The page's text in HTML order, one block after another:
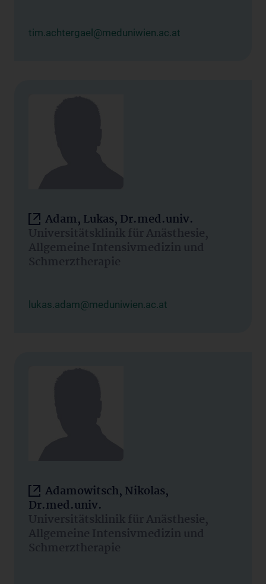
tim.achtergael@meduniwien.ac.at
Adam, Lukas, Dr.med.univ.
Universitätsklinik für Anästhesie,
Allgemeine Intensivmedizin und
Schmerztherapie
lukas.adam@meduniwien.ac.at
Adamowitsch, Nikolas,
Dr.med.univ.
Universitätsklinik für Anästhesie,
Allgemeine Intensivmedizin und
Schmerztherapie